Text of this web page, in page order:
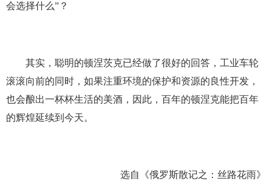
会选择什么”？
其实，聪明的顿涅茨克已经做了很好的回答，工业车轮
滚滚向前的同时，如果注重环境的保护和资源的良性开发，
也会酿出一杯杯生活的美酒，因此，百年的顿涅克能把百年
的辉煌延续到今天。
选自《俄罗斯散记之：丝路花雨》